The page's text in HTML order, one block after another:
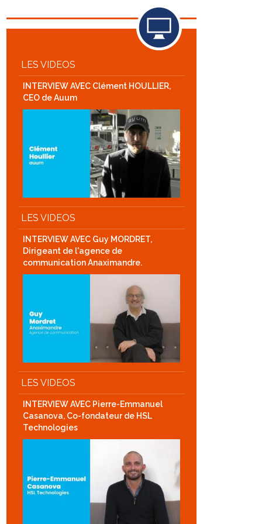
LES VIDEOS
INTERVIEW AVEC Clément HOULLIER,
CEO de Auum
LES VIDEOS
INTERVIEW AVEC Guy MORDRET,
Dirigeant de l'agence de
communication Anaximandre.
LES VIDEOS
INTERVIEW AVEC Pierre-Emmanuel
Casanova, Co-fondateur de HSL
Technologies